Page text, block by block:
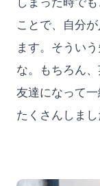
しまった時で
ことで、自分
ます。そうい
な。もちろん
友達になって
たくさんしまし